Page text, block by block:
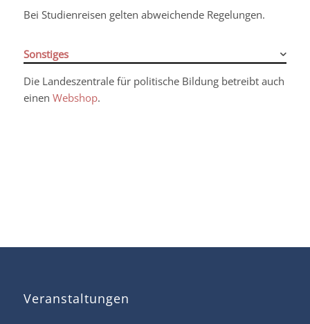
Bei Studienreisen gelten abweichende Regelungen.
Sonstiges
Die Landeszentrale für politische Bildung betreibt auch
einen Webshop.
Veranstaltungen